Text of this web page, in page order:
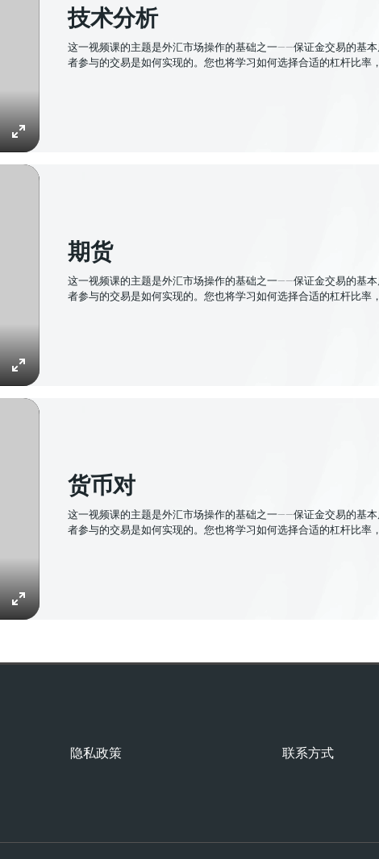
Enter
fullscreen
技术分析
这一视频课的主题是外汇市场操作的基础之一——保证金交易的基
者参与的交易是如何实现的。您也将学习如何选择合适的杠杆比率
Enter
fullscreen
期货
这一视频课的主题是外汇市场操作的基础之一——保证金交易的基
者参与的交易是如何实现的。您也将学习如何选择合适的杠杆比率
Enter
货币对
这一视频课的主题是外汇市场操作的基础之一——保证金交易的基
者参与的交易是如何实现的。您也将学习如何选择合适的杠杆比率
隐私政策 联系方式